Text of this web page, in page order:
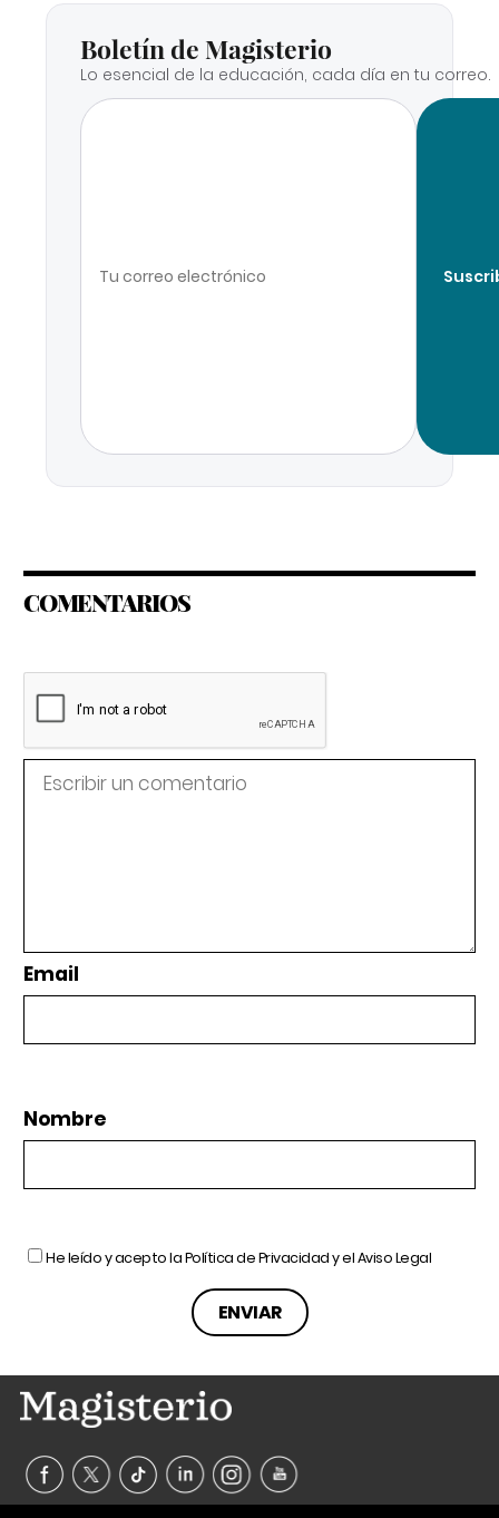
Boletín de Magisterio
Lo esencial de la educación, cada día en tu correo.
COMENTARIOS
Email
Nombre
He leído y acepto laPolítica de Privacidady elAviso Legal